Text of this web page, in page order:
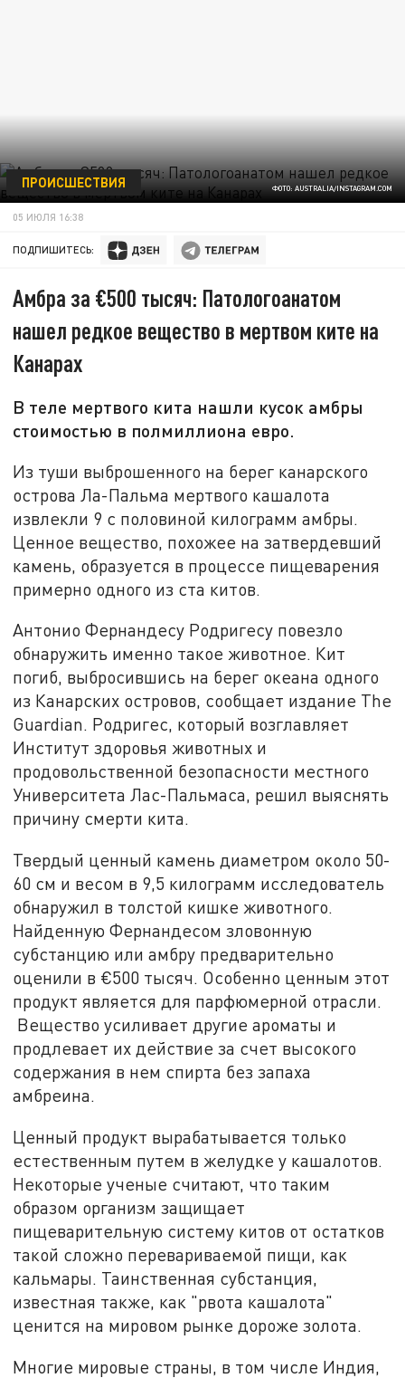
ФОТО: AUSTRALIA/INSTAGRAM.COM
ПРОИСШЕСТВИЯ
05 ИЮЛЯ 16:38
ПОДПИШИТЕСЬ:
Амбра за €500 тысяч: Патологоанатом
нашел редкое вещество в мертвом ките на
Канарах
В теле мертвого кита нашли кусок амбры
стоимостью в полмиллиона евро.
Из туши выброшенного на берег канарского
острова Ла-Пальма мертвого кашалота
извлекли 9 с половиной килограмм амбры.
Ценное вещество, похожее на затвердевший
камень, образуется в процессе пищеварения
примерно одного из ста китов.
Антонио Фернандесу Родригесу повезло
обнаружить именно такое животное. Кит
погиб, выбросившись на берег океана одного
из Канарских островов, сообщает издание The
Guardian. Родригес, который возглавляет
Институт здоровья животных и
продовольственной безопасности местного
Университета Лас-Пальмаса, решил выяснять
причину смерти кита.
Твердый ценный камень диаметром около 50-
60 см и весом в 9,5 килограмм исследователь
обнаружил в толстой кишке животного.
Найденную Фернандесом зловонную
субстанцию или амбру предварительно
оценили в €500 тысяч. Особенно ценным этот
продукт является для парфюмерной отрасли.
Вещество усиливает другие ароматы и
продлевает их действие за счет высокого
содержания в нем спирта без запаха
амбреина.
Ценный продукт вырабатывается только
естественным путем в желудке у кашалотов.
Некоторые ученые считают, что таким
образом организм защищает
пищеварительную систему китов от остатков
такой сложно перевариваемой пищи, как
кальмары. Таинственная субстанция,
известная также, как "рвота кашалота"
ценится на мировом рынке дороже золота.
Многие мировые страны, в том числе Индия,